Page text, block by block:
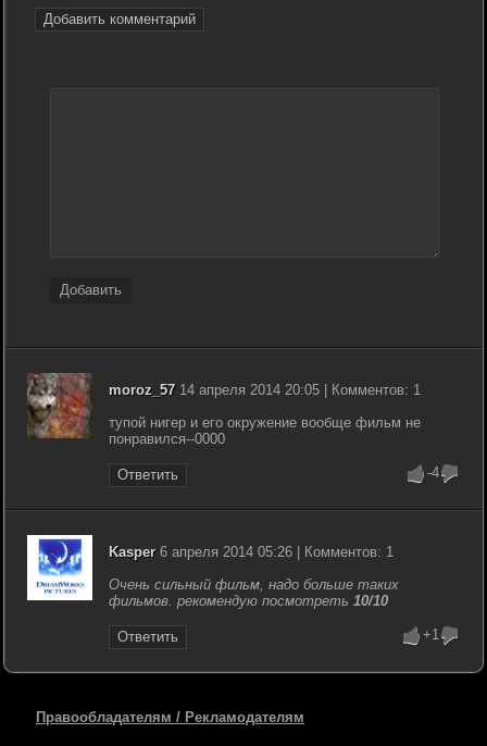
Добавить комментарий
Добавить
moroz_5714 апреля 2014 20:05 | Комментов: 1
тупой нигер и его окружение вообще фильм не
понравился--0000
Ответить -4
Kasper6 апреля 2014 05:26 | Комментов: 1
Очень сильный фильм, надо больше таких
фильмов. рекомендую посмотреть 10/10
Ответить +1
Правообладателям / Рекламодателям